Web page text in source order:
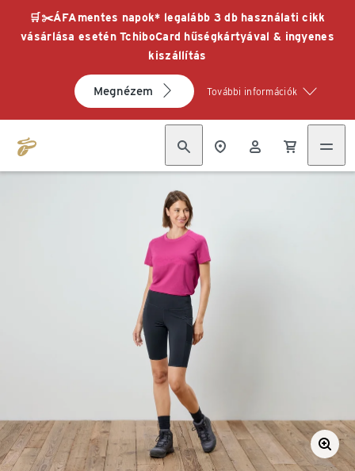
🛒✂️ÁFAmentes napok* legalább 3 db használati cikk
vásárlása esetén TchiboCard hűségkártyával & ingyenes
kiszállítás
Megnézem További információk